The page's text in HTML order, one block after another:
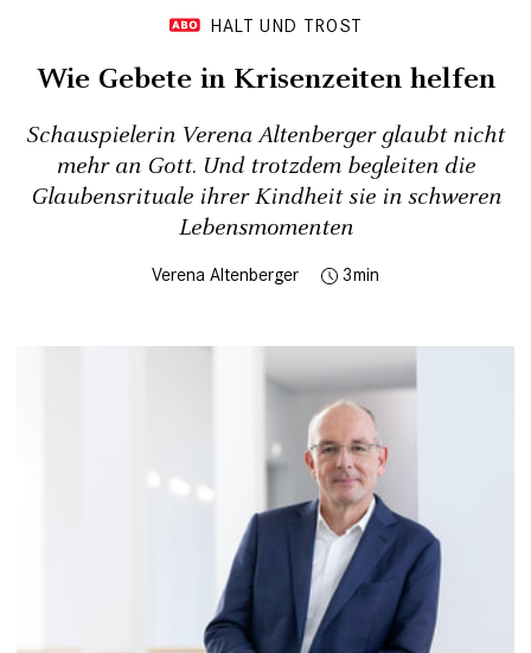
HALT UND TROST
Wie Gebete in Krisenzeiten helfen
Schauspielerin Verena Altenberger glaubt nicht
mehr an Gott. Und trotzdem begleiten die
Glaubensrituale ihrer Kindheit sie in schweren
Lebensmomenten
Verena Altenberger 3